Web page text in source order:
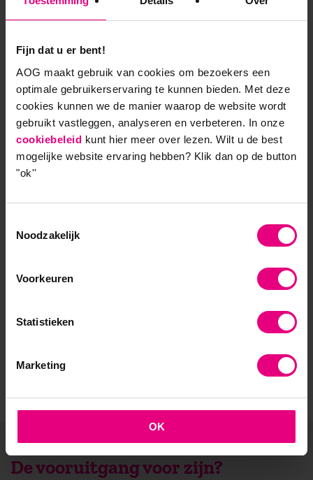
Fijn dat u er bent!
AOG maakt gebruik van cookies om bezoekers een
optimale gebruikerservaring te kunnen bieden. Met deze
cookies kunnen we de manier waarop de website wordt
gebruikt vastleggen, analyseren en verbeteren. In onze
cookiebeleid kunt hier meer over lezen. Wilt u de best
mogelijke website ervaring hebben? Klik dan op de button
"ok''
Noodzakelijk
Voorkeuren
Statistieken
Marketing
OK
9,0 op klantenvertellen.nl
AOG School Of Management
- Faculteit overstijgend
- Samen leren en reflecteren
De vooruitgang voor zijn?